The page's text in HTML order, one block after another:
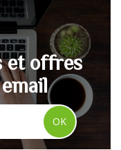
et offres
OK